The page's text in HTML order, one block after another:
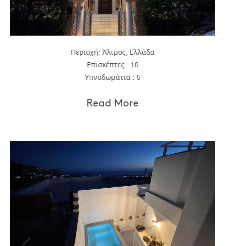
Περιοχή: Άλιμος, Ελλάδα
Επισκέπτες : 10
Υπνοδωμάτια : 5
Read More